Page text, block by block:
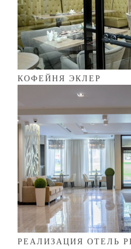
КОФЕЙНЯ ЭКЛЕР
РЕАЛИЗАЦИЯ ОТЕЛЬ